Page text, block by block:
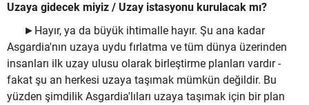
Uzaya gidecek miyiz / Uzay istasyonu kurulacak mı?
►Hayır, ya da büyük ihtimalle hayır. Şu ana kadar
Asgardia'nın uzaya uydu fırlatma ve tüm dünya üzerinden
insanları ilk uzay ulusu olarak birleştirme planları vardır -
fakat şu an herkesi uzaya taşımak mümkün değildir. Bu
yüzden şimdilik Asgardia'lıları uzaya taşımak için bir plan